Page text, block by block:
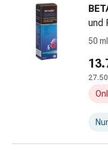
Sets
-
und
50